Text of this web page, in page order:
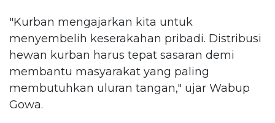
"Kurban mengajarkan kita untuk
menyembelih keserakahan pribadi. Distribusi
hewan kurban harus tepat sasaran demi
membantu masyarakat yang paling
membutuhkan uluran tangan," ujar Wabup
Gowa.